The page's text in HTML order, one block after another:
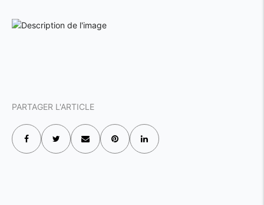
PARTAGER L'ARTICLE